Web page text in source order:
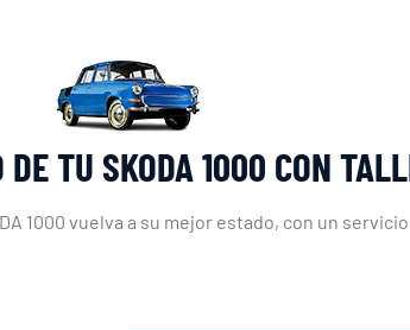
TU SKODA 1000 CON
1000 vuelva a su mejor estado, con un